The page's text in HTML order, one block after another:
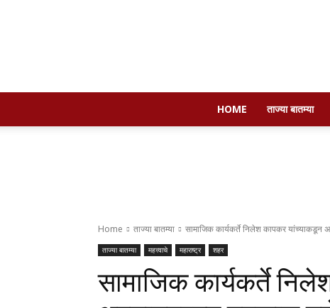
HOME ताज्या बातम्या
Home ताज्या बातम्या सामाजिक कार्यकर्ते निलेश कापकर
ताज्या बातम्या महत्त्वाचे महाराष्ट्र शहर
सामाजिक कार्यकर्ते